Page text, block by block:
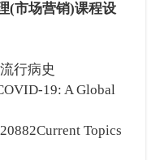
市场营销)课程设
行病史
19: A Global
Topics